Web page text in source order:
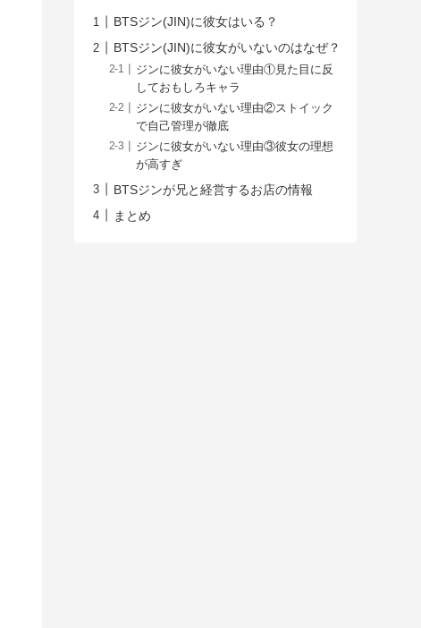
BTSジン(JIN)に彼女はいる？
BTSジン(JIN)に彼女がいないのはなぜ？
ジンに彼女がいない理由①見た目に反
しておもしろキャラ
ジンに彼女がいない理由②ストイック
で自己管理が徹底
ジンに彼女がいない理由③彼女の理想
が高すぎ
BTSジンが兄と経営するお店の情報
まとめ